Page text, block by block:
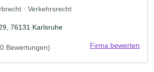
· Verkehrsrecht
76131 Karlsruhe
Bewertungen) Firma bewerten